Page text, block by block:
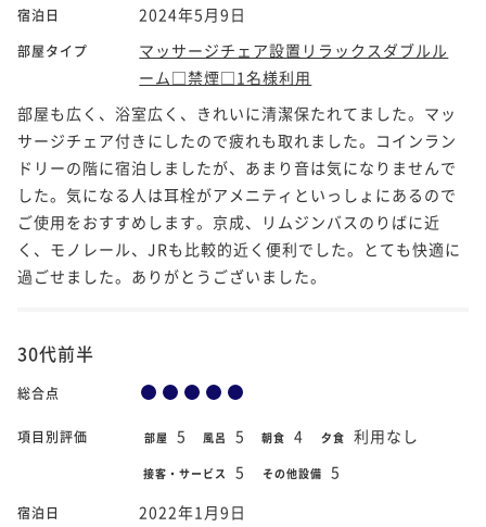
宿泊日 2024年5月9日
部屋タイプ
マッサージチェア設置リラックスダブルル
ーム□禁煙□1名様利用
部屋も広く、浴室広く、きれいに清潔保たれてました。マッ
サージチェア付きにしたので疲れも取れました。コインラン
ドリーの階に宿泊しましたが、あまり音は気になりませんで
した。気になる人は耳栓がアメニティといっしょにあるので
ご使用をおすすめします。京成、リムジンバスのりばに近
く、モノレール、JRも比較的近く便利でした。とても快適に
過ごせました。ありがとうございました。
30代前半
総合点
項目別評価 部屋 5 風呂 5 朝食 4 夕食 利用なし
接客・サービス 5 その他設備 5
宿泊日 2022年1月9日